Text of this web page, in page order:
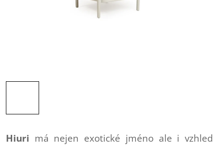
Hiuri má nejen exotické jméno ale i vzhled